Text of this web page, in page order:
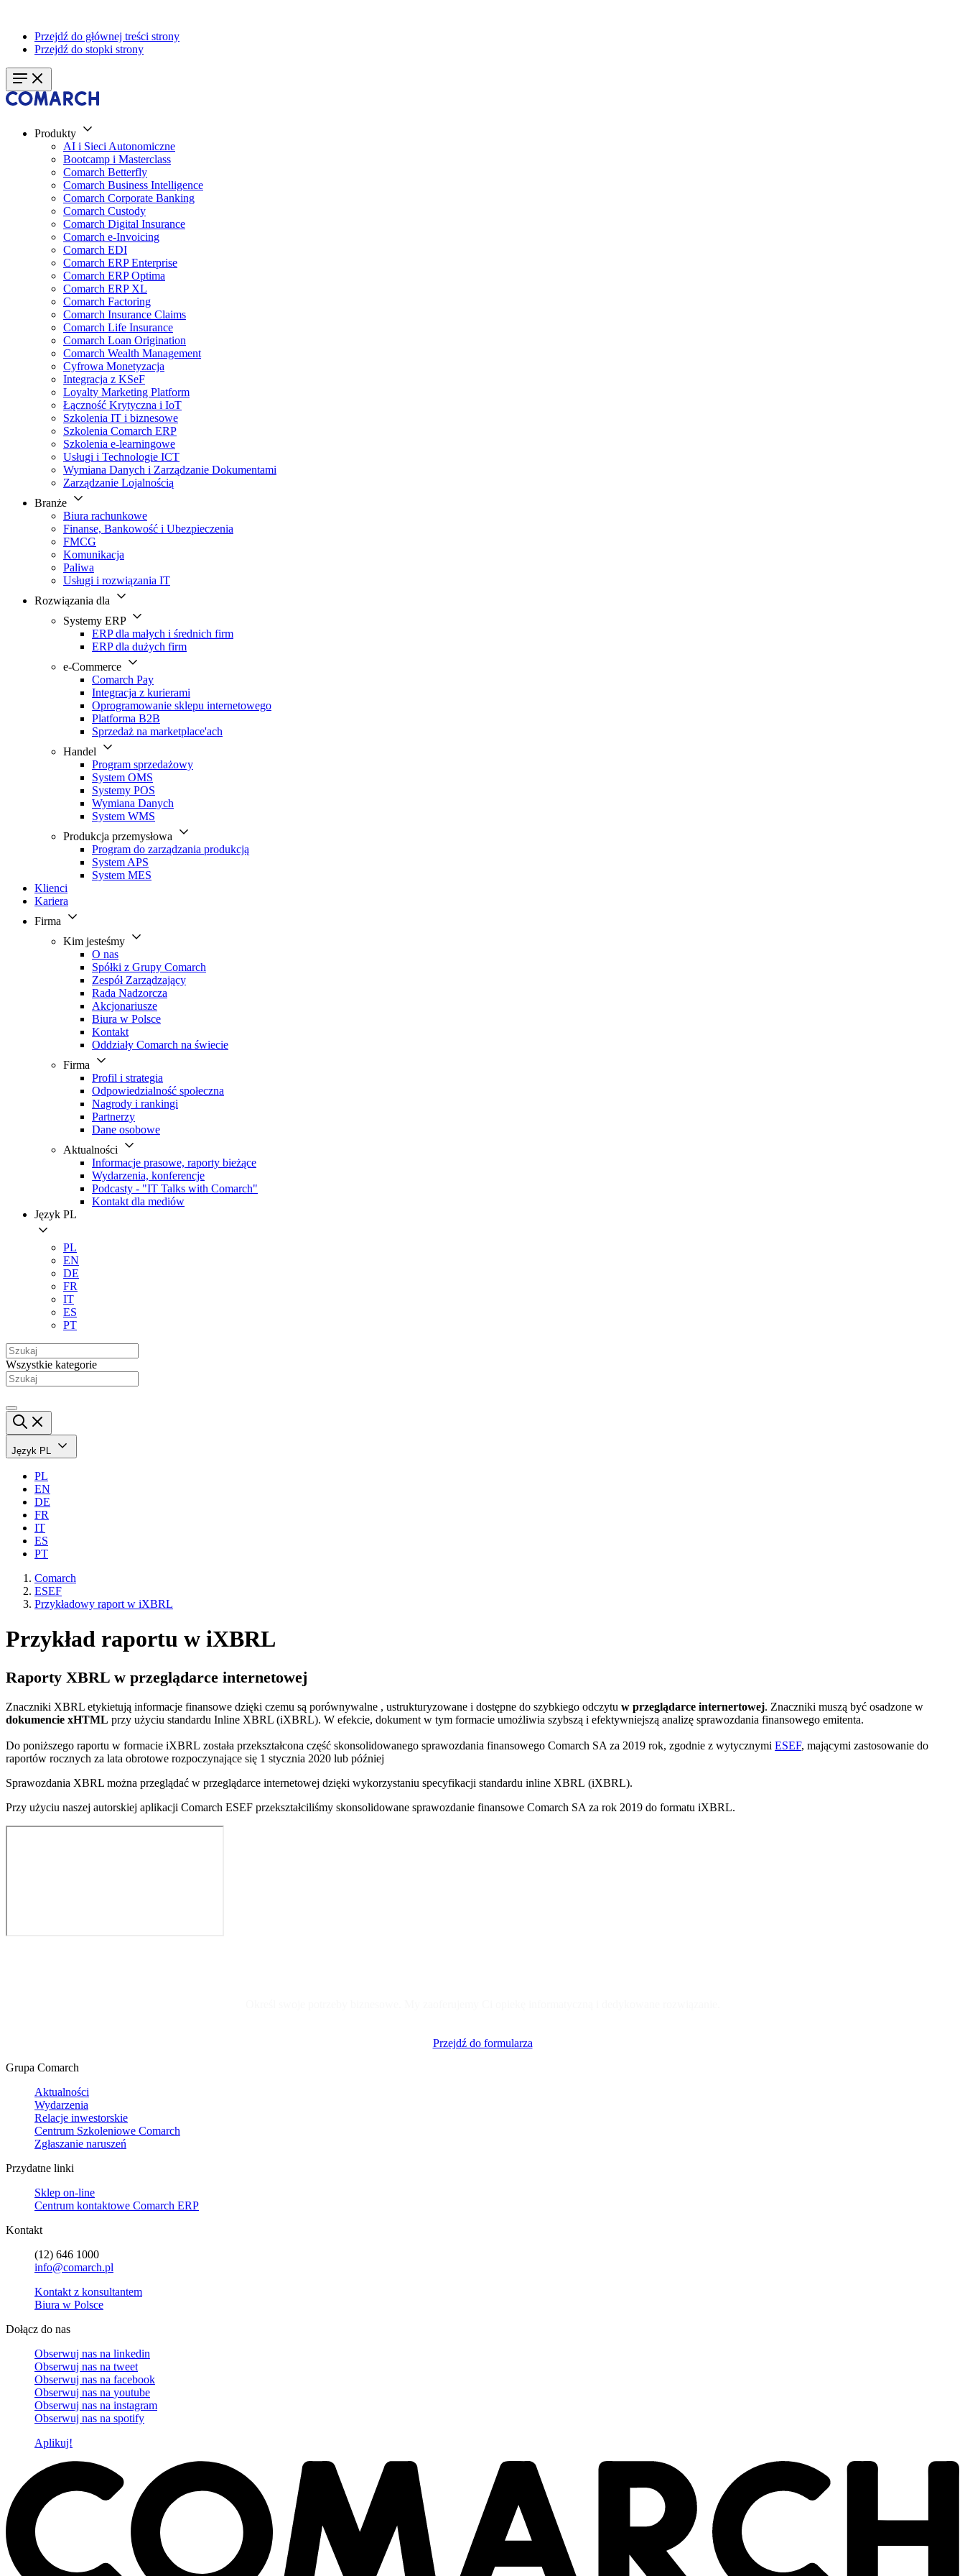
Przejdź do głównej treści strony
Przejdź do stopki strony
Produkty
AI i Sieci Autonomiczne
Bootcamp i Masterclass
Comarch Betterfly
Comarch Business Intelligence
Comarch Corporate Banking
Comarch Custody
Comarch Digital Insurance
Comarch e-Invoicing
Comarch EDI
Comarch ERP Enterprise
Comarch ERP Optima
Comarch ERP XL
Comarch Factoring
Comarch Insurance Claims
Comarch Life Insurance
Comarch Loan Origination
Comarch Wealth Management
Cyfrowa Monetyzacja
Integracja z KSeF
Loyalty Marketing Platform
Łączność Krytyczna i IoT
Szkolenia IT i biznesowe
Szkolenia Comarch ERP
Szkolenia e-learningowe
Usługi i Technologie ICT
Wymiana Danych i Zarządzanie Dokumentami
Zarządzanie Lojalnością
Branże
Biura rachunkowe
Finanse, Bankowość i Ubezpieczenia
FMCG
Komunikacja
Paliwa
Usługi i rozwiązania IT
Rozwiązania dla
Systemy ERP
ERP dla małych i średnich firm
ERP dla dużych firm
e-Commerce
Comarch Pay
Integracja z kurierami
Oprogramowanie sklepu internetowego
Platforma B2B
Sprzedaż na marketplace'ach
Handel
Program sprzedażowy
System OMS
Systemy POS
Wymiana Danych
System WMS
Produkcja przemysłowa
Program do zarządzania produkcją
System APS
System MES
Klienci
Kariera
Firma
Kim jesteśmy
O nas
Spółki z Grupy Comarch
Zespół Zarządzający
Rada Nadzorcza
Akcjonariusze
Biura w Polsce
Kontakt
Oddziały Comarch na świecie
Firma
Profil i strategia
Odpowiedzialność społeczna
Nagrody i rankingi
Partnerzy
Dane osobowe
Aktualności
Informacje prasowe, raporty bieżące
Wydarzenia, konferencje
Podcasty - "IT Talks with Comarch"
Kontakt dla mediów
Język PL
PL
EN
DE
FR
IT
ES
PT
Wszystkie kategorie
Język PL
PL
EN
DE
FR
IT
ES
PT
Comarch
ESEF
Przykładowy raport w iXBRL
Przykład raportu w iXBRL
Raporty XBRL w przeglądarce internetowej
Znaczniki XBRL etykietują informacje finansowe dzięki czemu są porównywalne , ustrukturyzowane i dostępne do szybkiego odczytu w przeglądarce internertowej. Znaczniki muszą być osadzone w
dokumencie xHTML przy użyciu standardu Inline XBRL (iXBRL). W efekcie, dokument w tym formacie umożliwia szybszą i efektywniejszą analizę sprawozdania finansowego emitenta.
Do poniższego raportu w formacie iXBRL została przekształcona część skonsolidowanego sprawozdania finansowego Comarch SA za 2019 rok, zgodnie z wytycznymi ESEF, mającymi zastosowanie do
raportów rocznych za lata obrotowe rozpoczynające się 1 stycznia 2020 lub później
Sprawozdania XBRL można przeglądać w przeglądarce internetowej dzięki wykorzystaniu specyfikacji standardu inline XBRL (iXBRL).
Przy użyciu naszej autorskiej aplikacji Comarch ESEF przekształciliśmy skonsolidowane sprawozdanie finansowe Comarch SA za rok 2019 do formatu iXBRL.
Przejdź do formularza
Grupa Comarch
Aktualności
Wydarzenia
Relacje inwestorskie
Centrum Szkoleniowe Comarch
Zgłaszanie naruszeń
Przydatne linki
Sklep on-line
Centrum kontaktowe Comarch ERP
Kontakt
(12) 646 1000
info@comarch.pl
Kontakt z konsultantem
Biura w Polsce
Dołącz do nas
Obserwuj nas na linkedin
Obserwuj nas na tweet
Obserwuj nas na facebook
Obserwuj nas na youtube
Obserwuj nas na instagram
Obserwuj nas na spotify
Aplikuj!